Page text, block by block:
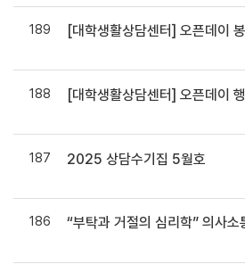
189
188
187 2025 상담수기집 5월호
186